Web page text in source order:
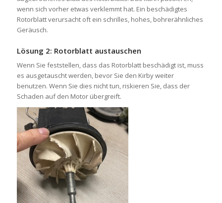
wenn sich vorher etwas verklemmt hat. Ein beschädigtes
Rotorblatt verursacht oft ein schrilles, hohes, bohrerähnliches
Geräusch.
Lösung 2: Rotorblatt austauschen
Wenn Sie feststellen, dass das Rotorblatt beschädigt ist, muss
es ausgetauscht werden, bevor Sie den Kirby weiter
benutzen. Wenn Sie dies nicht tun, riskieren Sie, dass der
Schaden auf den Motor übergreift.